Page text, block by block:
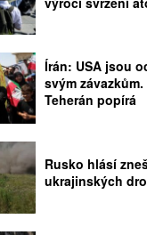
Írán: USA jsou
svým
Teherán popírá
Rusko hlásí
ukrajinských